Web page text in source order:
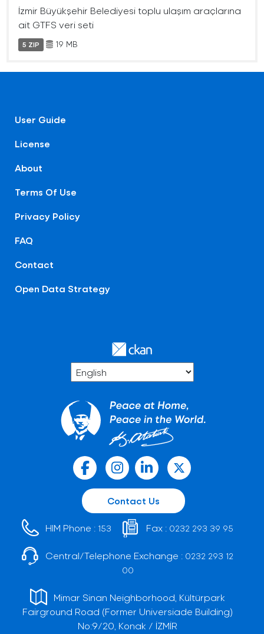
İzmir Büyükşehir Belediyesi toplu ulaşım araçlarına
ait GTFS veri seti
5 ZIP 19 MB
User Guide
License
About
Terms Of Use
Privacy Policy
FAQ
Contact
Open Data Strategy
Contact Us
HIM Phone : 153 Fax : 0232 293 39 95
Central/Telephone Exchange : 0232 293 12
00
Mimar Sinan Neighborhood, Kültürpark
Fairground Road (Former Universiade Building)
No:9/20, Konak / İZMİR